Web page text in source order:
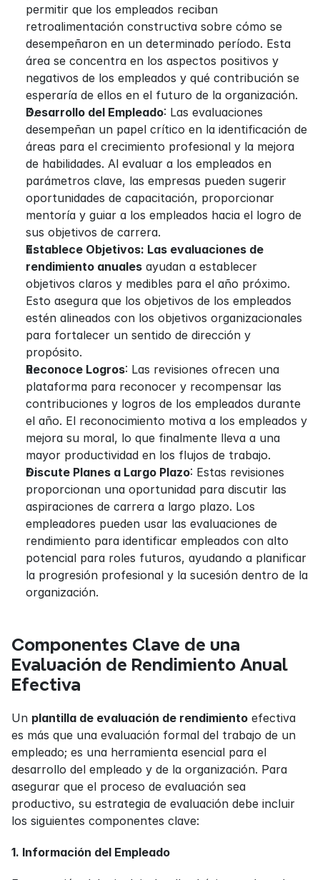
permitir que los empleados reciban
retroalimentación constructiva sobre cómo se
desempeñaron en un determinado período. Esta
área se concentra en los aspectos positivos y
negativos de los empleados y qué contribución se
esperaría de ellos en el futuro de la organización.
Desarrollo del Empleado: Las evaluaciones
desempeñan un papel crítico en la identificación de
áreas para el crecimiento profesional y la mejora
de habilidades. Al evaluar a los empleados en
parámetros clave, las empresas pueden sugerir
oportunidades de capacitación, proporcionar
mentoría y guiar a los empleados hacia el logro de
sus objetivos de carrera.
Establece Objetivos: Las evaluaciones de
rendimiento anuales ayudan a establecer
objetivos claros y medibles para el año próximo.
Esto asegura que los objetivos de los empleados
estén alineados con los objetivos organizacionales
para fortalecer un sentido de dirección y
propósito.
Reconoce Logros: Las revisiones ofrecen una
plataforma para reconocer y recompensar las
contribuciones y logros de los empleados durante
el año. El reconocimiento motiva a los empleados y
mejora su moral, lo que finalmente lleva a una
mayor productividad en los flujos de trabajo.
Discute Planes a Largo Plazo: Estas revisiones
proporcionan una oportunidad para discutir las
aspiraciones de carrera a largo plazo. Los
empleadores pueden usar las evaluaciones de
rendimiento para identificar empleados con alto
potencial para roles futuros, ayudando a planificar
la progresión profesional y la sucesión dentro de la
organización.
Componentes Clave de una
Evaluación de Rendimiento Anual
Efectiva
Un plantilla de evaluación de rendimiento efectiva
es más que una evaluación formal del trabajo de un
empleado; es una herramienta esencial para el
desarrollo del empleado y de la organización. Para
asegurar que el proceso de evaluación sea
productivo, su estrategia de evaluación debe incluir
los siguientes componentes clave:
1. Información del Empleado